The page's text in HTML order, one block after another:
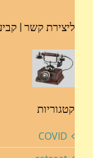
ליצירת קשר |
קטגוריות
COVID